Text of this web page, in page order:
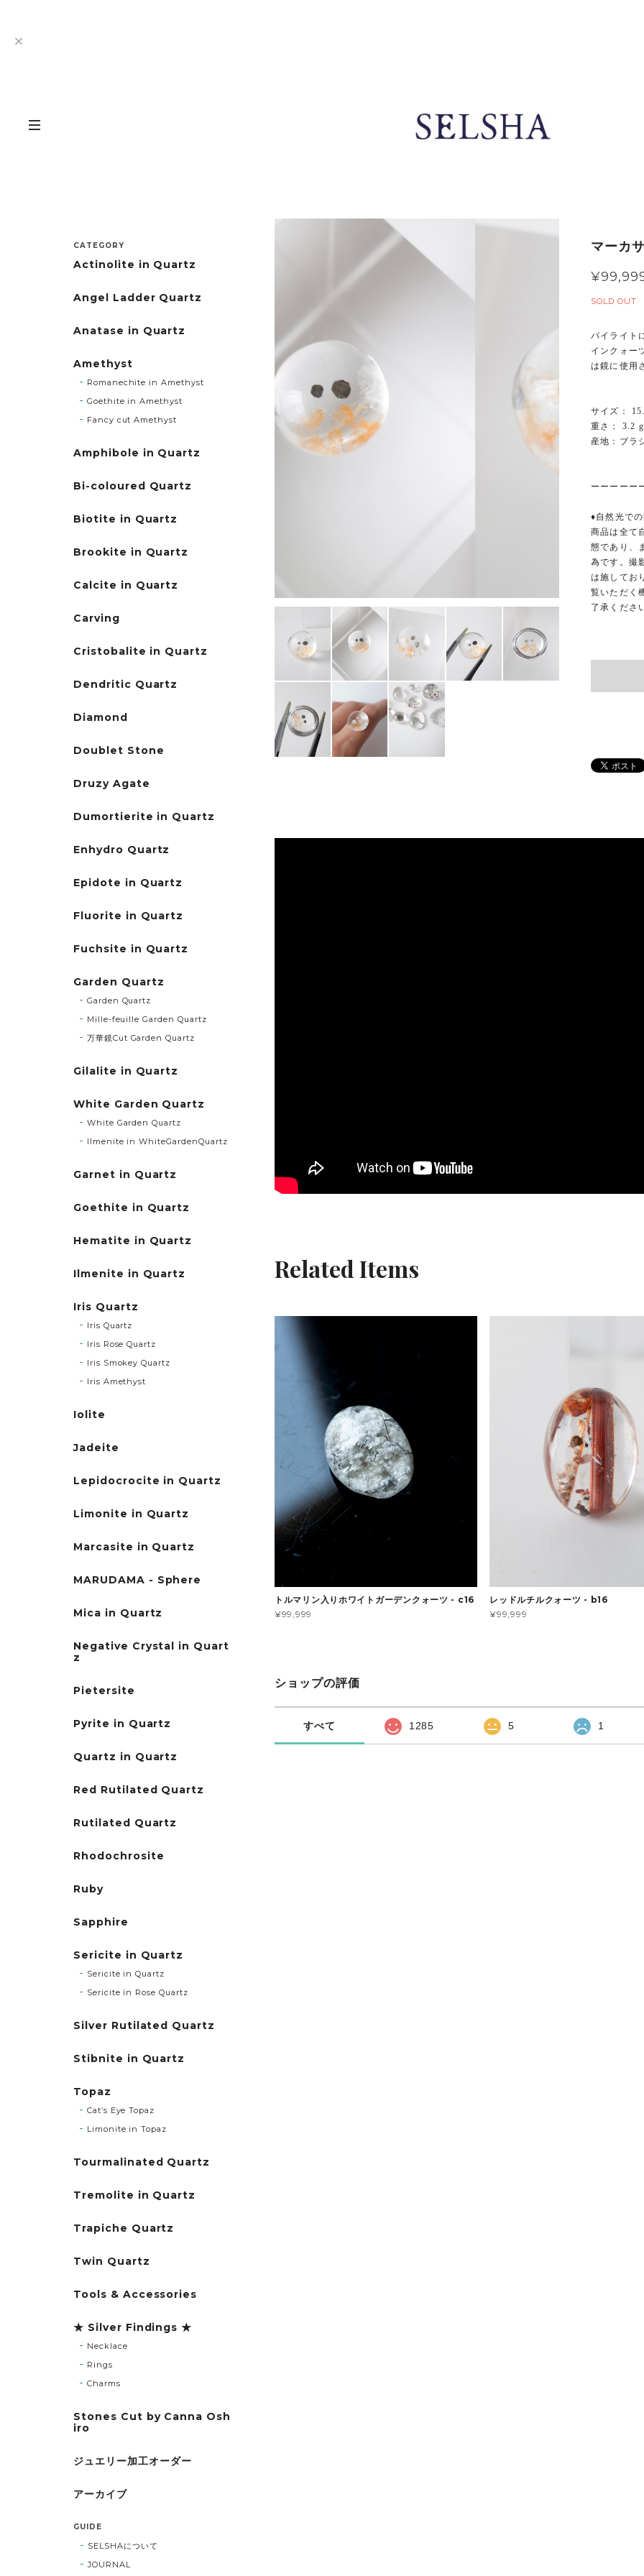
マーカ
SOLD OUT
パイライト
インクォー
は鏡に使用
サイズ：
重さ： 3.2 g
産地：ブラ
ーーーーー
♦︎自然光で
商品は全て
態であり、
為です。撮
は施してお
覧いただく
了承くださ
Related Items
トルマリン入りホワイトガーデンクォーツ - c16
¥99,999
レッドルチルクォーツ - b16
¥99,999
ショップの評価
すべて 1285 5 1
CATEGORY
Actinolite in Quartz
Angel Ladder Quartz
Anatase in Quartz
Amethyst
Romanechite in Amethyst
Goethite in Amethyst
Fancy cut Amethyst
Amphibole in Quartz
Bi-coloured Quartz
Biotite in Quartz
Brookite in Quartz
Calcite in Quartz
Carving
Cristobalite in Quartz
Dendritic Quartz
Diamond
Doublet Stone
Druzy Agate
Dumortierite in Quartz
Enhydro Quartz
Epidote in Quartz
Fluorite in Quartz
Fuchsite in Quartz
Garden Quartz
Garden Quartz
Mille-feuille Garden Quartz
万華鏡Cut Garden Quartz
Gilalite in Quartz
White Garden Quartz
White Garden Quartz
Ilmenite in WhiteGardenQuartz
Garnet in Quartz
Goethite in Quartz
Hematite in Quartz
Ilmenite in Quartz
Iris Quartz
Iris Quartz
Iris Rose Quartz
Iris Smokey Quartz
Iris Amethyst
Iolite
Jadeite
Lepidocrocite in Quartz
Limonite in Quartz
Marcasite in Quartz
MARUDAMA - Sphere
Mica in Quartz
Negative Crystal in Quart
z
Pietersite
Pyrite in Quartz
Quartz in Quartz
Red Rutilated Quartz
Rutilated Quartz
Rhodochrosite
Ruby
Sapphire
Sericite in Quartz
Sericite in Quartz
Sericite in Rose Quartz
Silver Rutilated Quartz
Stibnite in Quartz
Topaz
Cat’s Eye Topaz
Limonite in Topaz
Tourmalinated Quartz
Tremolite in Quartz
Trapiche Quartz
Twin Quartz
Tools & Accessories
★ Silver Findings ★
Necklace
Rings
Charms
Stones Cut by Canna Osh
iro
ジュエリー加工オーダー
アーカイブ
GUIDE
SELSHAについて
JOURNAL